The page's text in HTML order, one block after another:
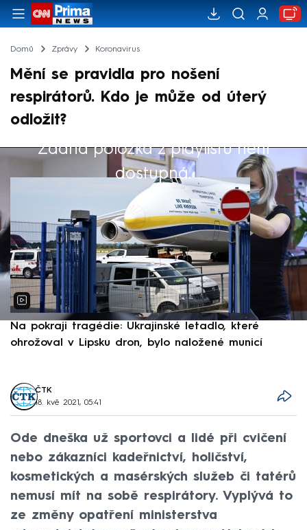
Domů Zprávy Koronavirus
Mění se pravidla pro nošení
respirátorů. Kdo je může od úterý
odložit?
Žádná položka z playlistu není
dostupná.
Výběr redakce
Na pokraji tragédie: Ukrajinské letadlo, které
ohrožoval v Lipsku dron, bylo naložené municí
ČTK
18. kvě 2021, 05:41
Ode dneška už sportovci a lidé při cvičení
nebo zákazníci kadeřnictví, holičství,
kosmetických a masérských služeb či tatérů
nemusí mít na sobě respirátory. Vyplývá to
ze změny opatření ministerstva